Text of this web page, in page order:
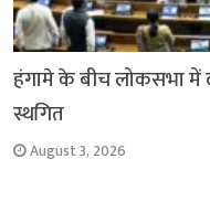
हंगामे के बीच लोकसभा में
स्थगित
August 3, 2026